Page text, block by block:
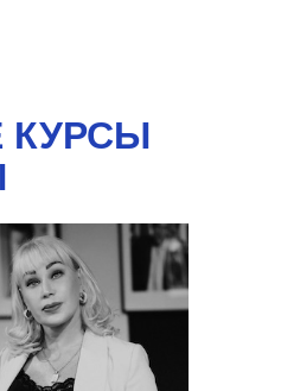
КУРСЫ